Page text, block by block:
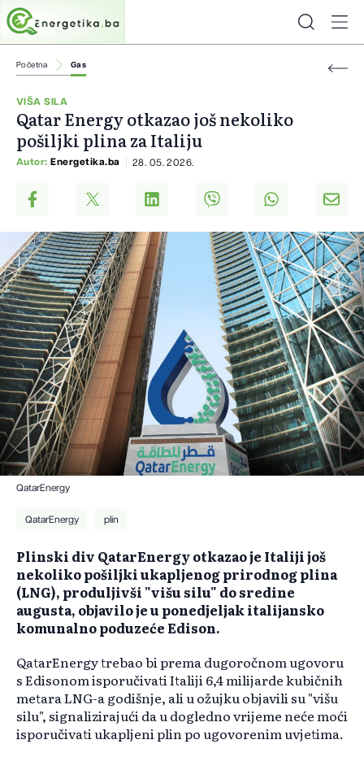
Početna Gas
VIŠA SILA
Qatar Energy otkazao još nekoliko
pošiljki plina za Italiju
Autor: Energetika.ba 28. 05. 2026.
QatarEnergy
QatarEnergy plin
Plinski div QatarEnergy otkazao je Italiji još
nekoliko pošiljki ukapljenog prirodnog plina
(LNG), produljivši "višu silu" do sredine
augusta, objavilo je u ponedjeljak italijansko
komunalno poduzeće Edison.
QatarEnergy trebao bi prema dugoročnom ugovoru
s Edisonom isporučivati Italiji 6,4 milijarde kubičnih
metara LNG-a godišnje, ali u ožujku objavili su "višu
silu", signalizirajući da u dogledno vrijeme neće moći
isporučivati ukapljeni plin po ugovorenim uvjetima.